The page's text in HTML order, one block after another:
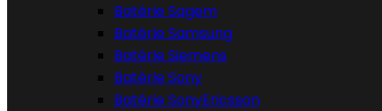
Batérie Sagem
Batérie Samsung
Batérie Siemens
Batérie Sony
Batérie SonyEricsson